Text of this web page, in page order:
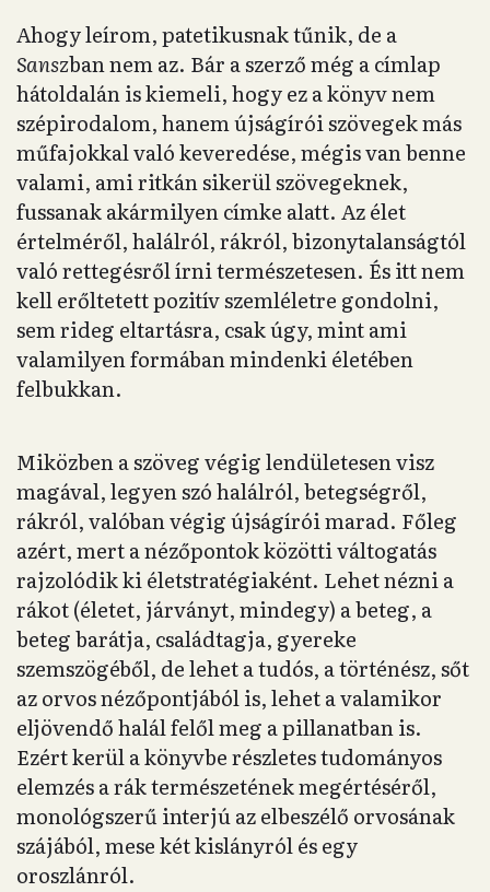
Ahogy leírom, patetikusnak tűnik, de a
Sanszban nem az. Bár a szerző még a címlap
hátoldalán is kiemeli, hogy ez a könyv nem
szépirodalom, hanem újságírói szövegek más
műfajokkal való keveredése, mégis van benne
valami, ami ritkán sikerül szövegeknek,
fussanak akármilyen címke alatt. Az élet
értelméről, halálról, rákról, bizonytalanságtól
való rettegésről írni természetesen. És itt nem
kell erőltetett pozitív szemléletre gondolni,
sem rideg eltartásra, csak úgy, mint ami
valamilyen formában mindenki életében
felbukkan.
Miközben a szöveg végig lendületesen visz
magával, legyen szó halálról, betegségről,
rákról, valóban végig újságírói marad. Főleg
azért, mert a nézőpontok közötti váltogatás
rajzolódik ki életstratégiaként. Lehet nézni a
rákot (életet, járványt, mindegy) a beteg, a
beteg barátja, családtagja, gyereke
szemszögéből, de lehet a tudós, a történész, sőt
az orvos nézőpontjából is, lehet a valamikor
eljövendő halál felől meg a pillanatban is.
Ezért kerül a könyvbe részletes tudományos
elemzés a rák természetének megértéséről,
monológszerű interjú az elbeszélő orvosának
szájából, mese két kislányról és egy
oroszlánról.